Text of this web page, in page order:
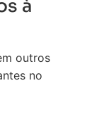
à
outros
no